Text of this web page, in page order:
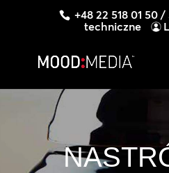
+48 22 518 01 50 /
techniczne